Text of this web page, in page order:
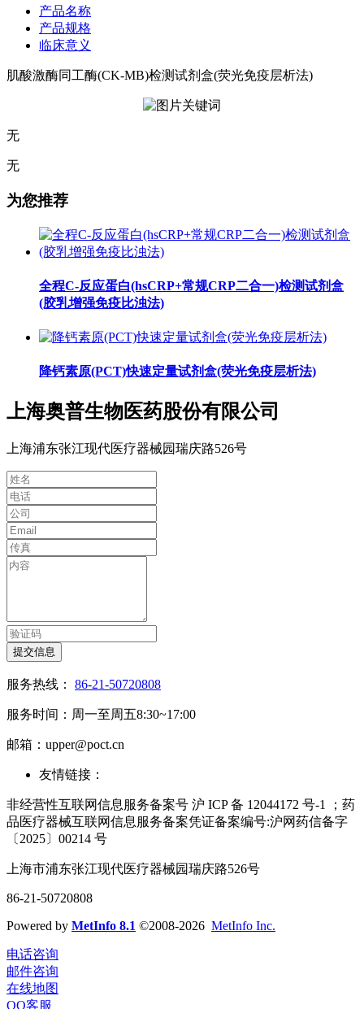
产品名称
产品规格
临床意义
肌酸激酶同工酶(CK-MB)检测试剂盒(荧光免疫层析法)
无
无
为您推荐
全程C-反应蛋白(hsCRP+常规CRP二合一)检测试剂盒
(胶乳增强免疫比浊法)
降钙素原(PCT)快速定量试剂盒(荧光免疫层析法)
上海奥普生物医药股份有限公司
上海浦东张江现代医疗器械园瑞庆路526号
提交信息
服务热线： 86-21-50720808
服务时间：周一至周五8:30~17:00
邮箱：upper@poct.cn
友情链接：
非经营性互联网信息服务备案号 沪 ICP 备 12044172 号-1 ；药
品医疗器械互联网信息服务备案凭证备案编号:沪网药信备字
〔2025〕00214 号
上海市浦东张江现代医疗器械园瑞庆路526号
86-21-50720808
Powered by MetInfo 8.1 ©2008-2026 MetInfo Inc.
电话咨询
邮件咨询
在线地图
QQ客服